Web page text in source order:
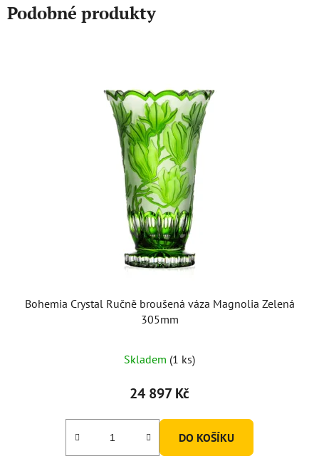
Podobné produkty
Bohemia Crystal Ručně broušená váza Magnolia Zelená
305mm
Skladem (1 ks)
24 897 Kč
DO KOŠÍKU